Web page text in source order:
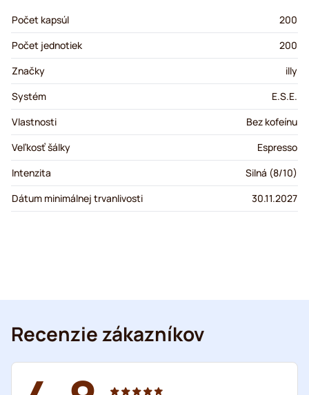
Počet kapsúl
200
Počet jednotiek
200
Značky
illy
Systém
E.S.E.
Vlastnosti
Bez kofeínu
Veľkosť šálky
Espresso
Intenzita
Silná (8/10)
Dátum minimálnej trvanlivosti
30.11.2027
Recenzie zákazníkov